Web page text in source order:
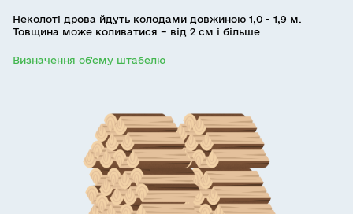
Неколоті дрова йдуть колодами довжиною 1,0 - 1,9 м.
Товщина може коливатися – від 2 см і більше
Визначення об'єму штабелю